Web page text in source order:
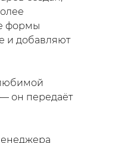
формы
и добавляют
он передаёт